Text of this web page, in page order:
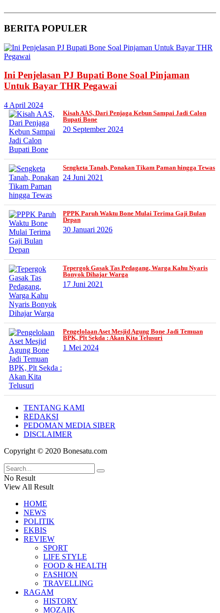
BERITA POPULER
Ini Penjelasan PJ Bupati Bone Soal Pinjaman
Untuk Bayar THR Pegawai
4 April 2024
Kisah AAS, Dari Penjaga Kebun Sampai Jadi Calon
Bupati Bone
20 September 2024
Sengketa Tanah, Ponakan Tikam Paman hingga Tewas
24 Juni 2021
PPPK Paruh Waktu Bone Mulai Terima Gaji Bulan
Depan
30 Januari 2026
Tepergok Gasak Tas Pedagang, Warga Kahu Nyaris
Bonyok Dihajar Warga
17 Juni 2021
Pengelolaan Aset Mesjid Agung Bone Jadi Temuan
BPK, Plt Sekda : Akan Kita Telusuri
1 Mei 2024
TENTANG KAMI
REDAKSI
PEDOMAN MEDIA SIBER
DISCLAIMER
Copyright © 2020 Bonesatu.com
No Result
View All Result
HOME
NEWS
POLITIK
EKBIS
REVIEW
SPORT
LIFE STYLE
FOOD & HEALTH
FASHION
TRAVELLING
RAGAM
HISTORY
MOZAIK